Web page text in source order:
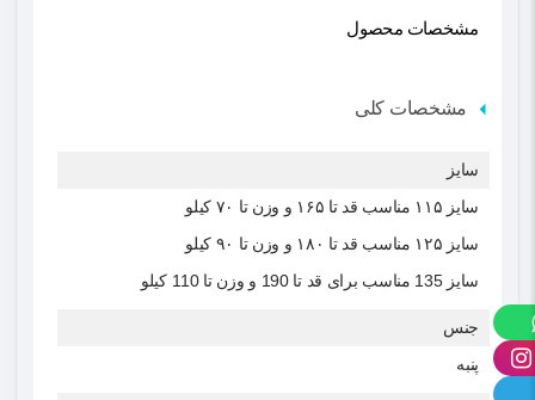
مشخصات محصول
مشخصات کلی
سایز
سایز ۱۱۵ مناسب قد تا ۱۶۵ و وزن تا ۷۰ کیلو
سایز ۱۲۵ مناسب قد تا ۱۸۰ و وزن تا ۹۰ کیلو
سایز 135 مناسب برای قد تا 190 و وزن تا 110 کیلو
جنس
پنبه